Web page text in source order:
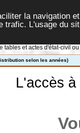
la navigation
trafic. L'usage du
tables et actes d'état-civil
selon les années)
L'accès